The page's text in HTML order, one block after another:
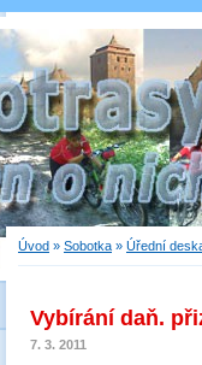
Úvod » Sobotka » Úřední
Vybírání daň.
7. 3. 2011